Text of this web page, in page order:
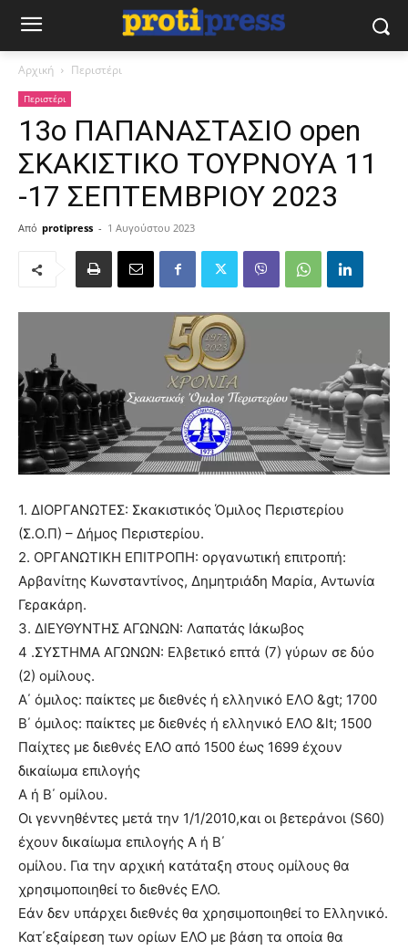
Αρχική Περιστέρι
Περιστέρι
13ο ΠΑΠΑΝΑΣΤΑΣΙΟ open
ΣΚΑΚΙΣΤΙΚΟ ΤΟΥΡΝΟΥA 11
-17 ΣΕΠΤΕΜΒΡΙΟΥ 2023
Από protipress - 1 Αυγούστου 2023
1. ΔΙΟΡΓΑΝΩΤΕΣ: Σκακιστικός Όμιλος Περιστερίου
(Σ.Ο.Π) – Δήμος Περιστερίου.
2. ΟΡΓΑΝΩΤΙΚΗ ΕΠΙΤΡΟΠΗ: οργανωτική επιτροπή:
Αρβανίτης Κωνσταντίνος, Δημητριάδη Μαρία, Αντωνία
Γερακάρη.
3. ΔΙΕΥΘΥΝΤΗΣ ΑΓΩΝΩΝ: Λαπατάς Ιάκωβος
4 .ΣΥΣΤΗΜΑ ΑΓΩΝΩΝ: Ελβετικό επτά (7) γύρων σε δύο
(2) ομίλους.
A΄ όμιλος: παίκτες με διεθνές ή ελληνικό ΕΛO &gt; 1700
Β΄ όμιλος: παίκτες με διεθνές ή ελληνικό ΕΛΟ &lt; 1500
Παίχτες με διεθνές ΕΛΟ από 1500 έως 1699 έχουν
δικαίωμα επιλογής
Α ή Β΄ ομίλου.
Οι γεννηθέντες μετά την 1/1/2010,και οι βετεράνοι (S60)
έχουν δικαίωμα επιλογής Α ή Β΄
ομίλου. Για την αρχική κατάταξη στους ομίλους θα
χρησιμοποιηθεί το διεθνές ΕΛΟ.
Εάν δεν υπάρχει διεθνές θα χρησιμοποιηθεί το Ελληνικό.
Κατ΄εξαίρεση των ορίων ΕΛΟ με βάση τα οποία θα